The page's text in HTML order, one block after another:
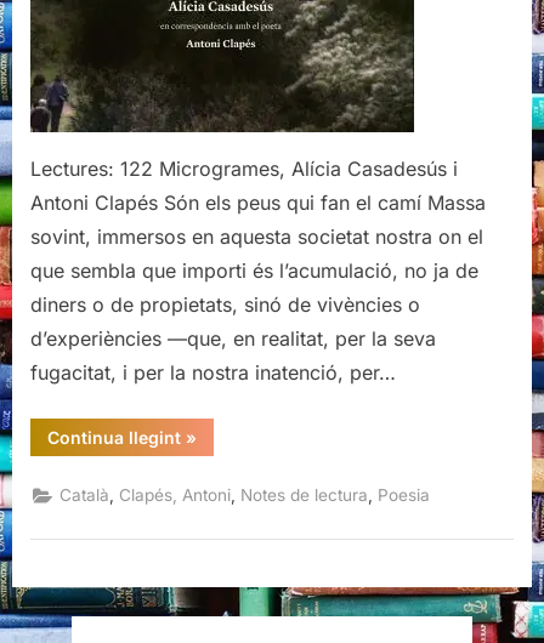
Clapés
Lectures: 122 Microgrames, Alícia Casadesús i
Antoni Clapés Són els peus qui fan el camí Massa
sovint, immersos en aquesta societat nostra on el
que sembla que importi és l’acumulació, no ja de
diners o de propietats, sinó de vivències o
d’experiències —que, en realitat, per la seva
fugacitat, i per la nostra inatenció, per…
Continua llegint“Microgrames,
Alícia
Antoni
»
Català Clapés, Antoni Notes de lectura Poesia